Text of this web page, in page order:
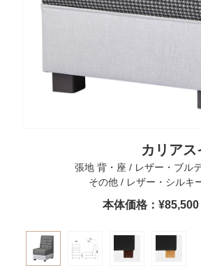
カリアス
張地 背・座 / レザー・ブル
その他 / レザー・シル
本体価格：¥85,500